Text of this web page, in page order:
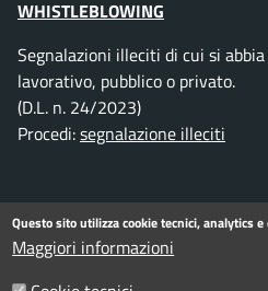
WHISTLEBLOWING
Segnalazioni illeciti di cui si
lavorativo, pubblico o privato.
(D.L. n. 24/2023)
Procedi:segnalazione illeciti
SEGUICI SU
Facebook
Instagram
Telegram
TwitterWhatsApp
YouTube
Questo sito utilizza cookie tecnici, analytics
Maggiori informazioni